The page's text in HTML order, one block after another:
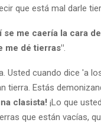
que está mal darle
se me caería la cara
me dé tierras".
Usted cuando dice 'a
tierra. Estás
clasista! ¡Lo que
que están vacías,